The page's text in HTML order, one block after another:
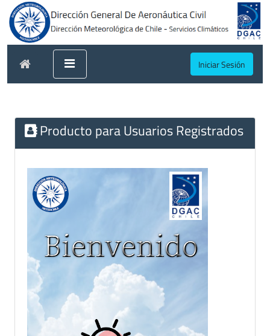
Iniciar Sesión
Producto para Usuarios Registrados